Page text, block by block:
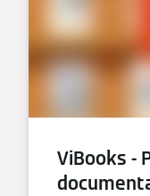
ViBooks -